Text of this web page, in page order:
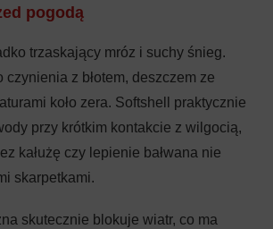
pogodą
trzaskający mróz i suchy śnieg.
czynienia z błotem, deszczem ze
koło zera. Softshell praktycznie
przy krótkim kontakcie z wilgocią,
kałużę czy lepienie bałwana nie
skarpetkami.
skutecznie blokuje wiatr, co ma